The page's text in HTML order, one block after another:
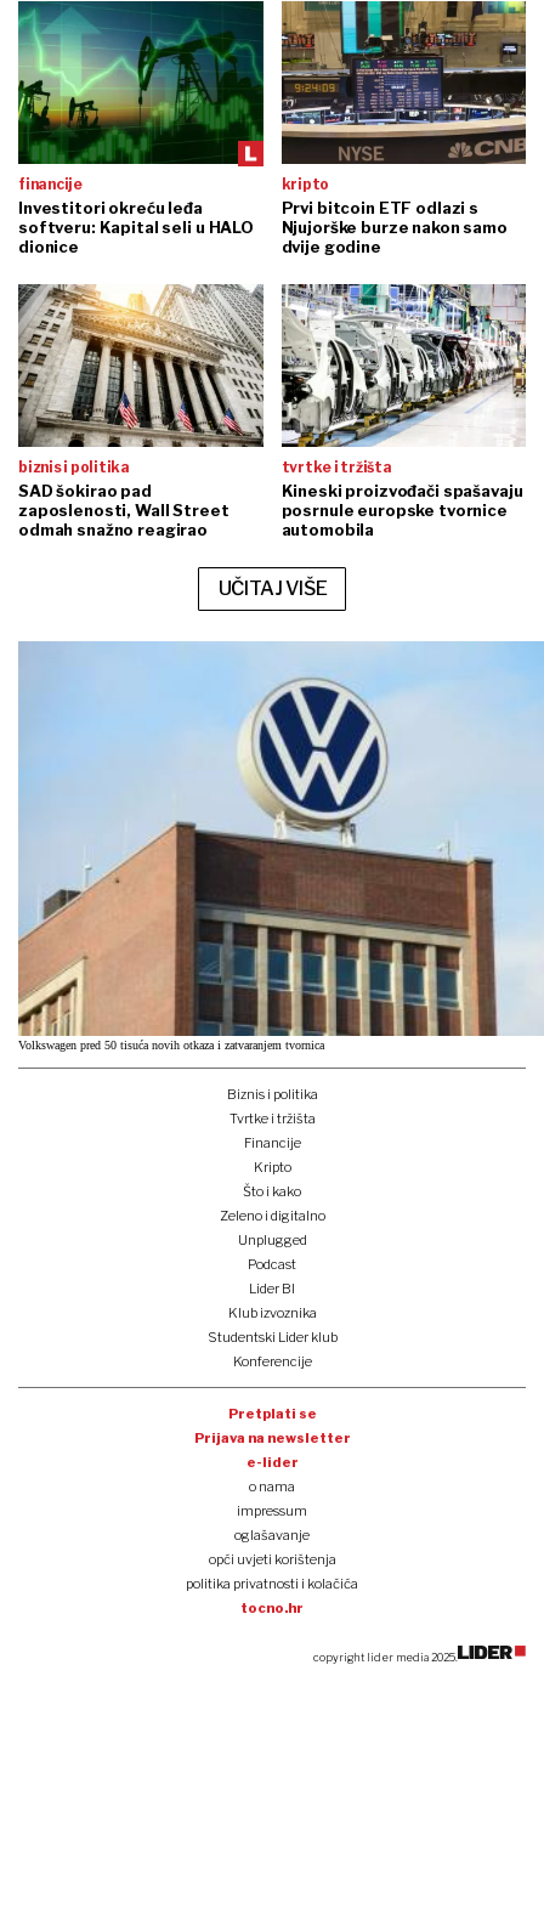
financije
Investitori okreću leđa
softveru: Kapital seli u HALO
dionice
kripto
Prvi bitcoin ETF odlazi s
Njujorške burze nakon samo
dvije godine
biznis i politika
SAD šokirao pad
zaposlenosti, Wall Street
odmah snažno reagirao
tvrtke i tržišta
Kineski proizvođači spašavaju
posrnule europske tvornice
automobila
UČITAJ VIŠE
Volkswagen pred 50 tisuća novih otkaza i zatvaranjem tvornica
Biznis i politika
Tvrtke i tržišta
Financije
Kripto
Što i kako
Zeleno i digitalno
Unplugged
Podcast
Lider BI
Klub izvoznika
Studentski Lider klub
Konferencije
Pretplati se
Prijava na newsletter
e-lider
o nama
impressum
oglašavanje
opći uvjeti korištenja
politika privatnosti i kolačića
tocno.hr
copyright lider media 2025.